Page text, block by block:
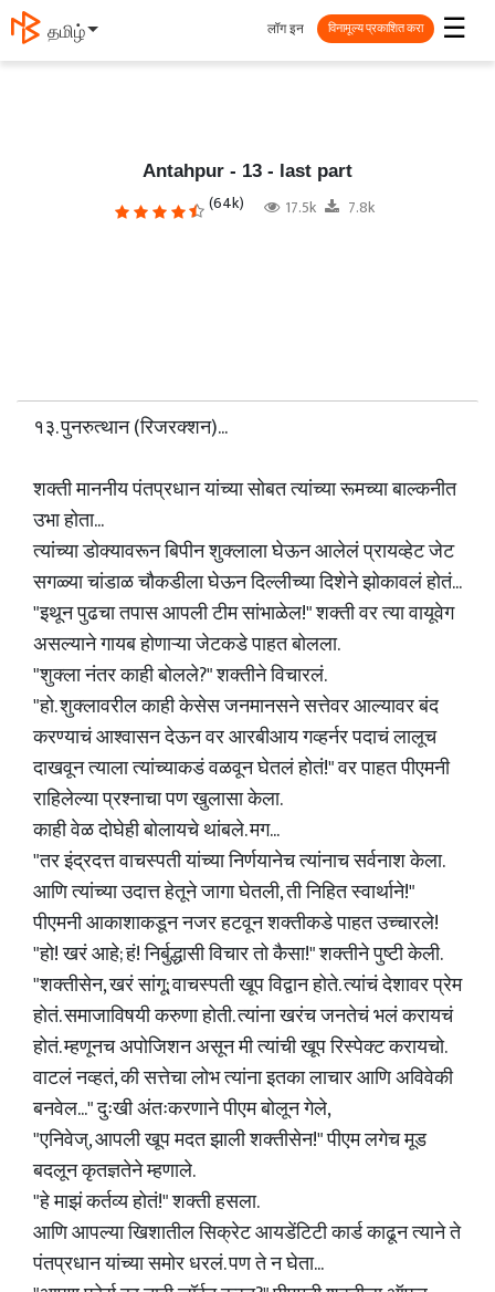
தமிழ் ☰
लॉग इन विनामूल्य प्रकाशित करा
Antahpur - 13 - last part
(64k) 17.5k 7.8k
१३. पुनरुत्थान (रिजरक्शन)...
शक्ती माननीय पंतप्रधान यांच्या सोबत त्यांच्या रूमच्या बाल्कनीत
उभा होता...
त्यांच्या डोक्यावरून बिपीन शुक्लाला घेऊन आलेलं प्रायव्हेट जेट
सगळ्या चांडाळ चौकडीला घेऊन दिल्लीच्या दिशेने झोकावलं होतं...
"इथून पुढचा तपास आपली टीम सांभाळेल!" शक्ती वर त्या वायूवेग
असल्याने गायब होणाऱ्या जेटकडे पाहत बोलला.
"शुक्ला नंतर काही बोलले?" शक्तीने विचारलं.
"हो. शुक्लावरील काही केसेस जनमानसने सत्तेवर आल्यावर बंद
करण्याचं आश्वासन देऊन वर आरबीआय गव्हर्नर पदाचं लालूच
दाखवून त्याला त्यांच्याकडं वळवून घेतलं होतं!" वर पाहत पीएमनी
राहिलेल्या प्रश्नाचा पण खुलासा केला.
काही वेळ दोघेही बोलायचे थांबले. मग...
"तर इंद्रदत्त वाचस्पती यांच्या निर्णयानेच त्यांनाच सर्वनाश केला.
आणि त्यांच्या उदात्त हेतूने जागा घेतली, ती निहित स्वार्थाने!"
पीएमनी आकाशाकडून नजर हटवून शक्तीकडे पाहत उच्चारले!
"हो! खरं आहे; हं! निर्बुद्धासी विचार तो कैसा!" शक्तीने पुष्टी केली.
"शक्तीसेन, खरं सांगू; वाचस्पती खूप विद्वान होते. त्यांचं देशावर प्रेम
होतं. समाजाविषयी करुणा होती. त्यांना खरंच जनतेचं भलं करायचं
होतं. म्हणूनच अपोजिशन असून मी त्यांची खूप रिस्पेक्ट करायचो.
वाटलं नव्हतं, की सत्तेचा लोभ त्यांना इतका लाचार आणि अविवेकी
बनवेल..." दुःखी अंतःकरणाने पीएम बोलून गेले,
"एनिवेज्, आपली खूप मदत झाली शक्तीसेन!" पीएम लगेच मूड
बदलून कृतज्ञतेने म्हणाले.
"हे माझं कर्तव्य होतं!" शक्ती हसला.
आणि आपल्या खिशातील सिक्रेट आयडेंटिटी कार्ड काढून त्याने ते
पंतप्रधान यांच्या समोर धरलं. पण ते न घेता...